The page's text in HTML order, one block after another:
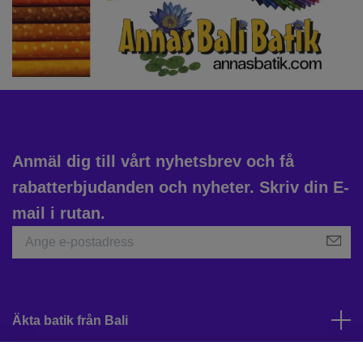
Anmäl dig till vårt nyhetsbrev och få
rabatterbjudanden och nyheter. Skriv din E-
mail i rutan.
Äkta batik från Bali